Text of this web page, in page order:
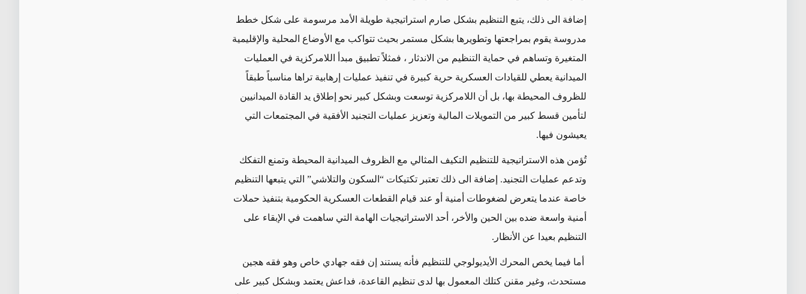
إضافة الى ذلك، يتبع التنظيم بشكل صارم استراتيجية طويلة الأمد مرسومة على شكل خطط
مدروسة يقوم بمراجعتها وتطويرها بشكل مستمر بحيث تتواكب مع الأوضاع المحلية والإقليمية
المتغيرة وتساهم في حماية التنظيم من الاندثار ، فمثلاً تطبيق مبدأ اللامركزية في العمليات
الميدانية يعطي للقيادات العسكرية حرية كبيرة في تنفيذ عمليات إرهابية تراها مناسباً طبقاً
للظروف المحيطة بها، بل أن اللامركزية توسعت وبشكل كبير نحو إطلاق يد القادة الميدانيين
لتأمين قسط كبير من التمويلات المالية وتعزيز عمليات التجنيد الأفقية في المجتمعات التي
يعيشون فيها.
تُؤمن هذه الاستراتيجية للتنظيم التكيف المثالي مع الظروف الميدانية المحيطة وتمنع التفكك
وتدعم عمليات التجنيد. إضافة الى ذلك تعتبر تكتيكات “السكون والتلاشي” التي يتبعها التنظيم
خاصة عندما يتعرض لضغوطات أمنية أو عند قيام القطعات العسكرية الحكومية بتنفيذ حملات
أمنية واسعة ضده بين الحين والأخر، أحد الاستراتيجيات الهامة التي ساهمت في الإبقاء على
التنظيم بعيدا عن الأنظار .
أما فيما يخص المحرك الأيديولوجي للتنظيم فأنه يستند إن فقه جهادي خاص وهو فقه هجين
مستحدث، وغير مقنن كتلك المعمول بها لدى تنظيم القاعدة، فداعش يعتمد وبشكل كبير على